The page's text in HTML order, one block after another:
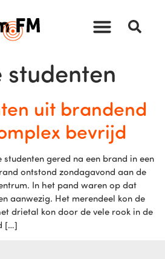
studenten
uit brandend
bevrijd
gered na een brand in een
ontstond zondagavond aan de
In het pand waren op dat
aanwezig. Het merendeel kon de
drietal kon door de vele rook in de
[…]